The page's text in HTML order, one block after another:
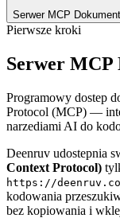
Serwer MCP
Pierwsze kroki
Serwer MCP
Programowy dostep
Protocol (MCP) —
narzediami AI do
Deenruv udostepnia
Context Protocol)
https://
kodowania
bez kopiowania i